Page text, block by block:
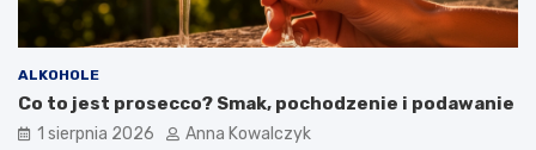
ALKOHOLE
Co to jest prosecco? Smak, pochodzenie i podawanie
1 sierpnia 2026 Anna Kowalczyk